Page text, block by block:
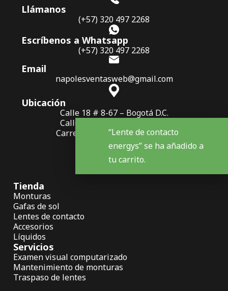
“Lente de contacto
energys” se ha añadido a
tu carrito.
Llámanos
(+57) 320 497 2268
Escríbenos a Whatsapp
(+57) 320 497 2268
Email
napolesventasweb@gmail.com
Ubicación
Calle 18 # 8-67 – Bogotá D.C.
Calle 18 # 8-61 – Bogotá D.C.
Carrera 8 #19-38 – Bogotá D.C.
Tienda
Monturas
Gafas de sol
Lentes de contacto
Accesorios
Líquidos
Servicios
Examen visual computarizado
Mantenimiento de monturas
Traspaso de lentes